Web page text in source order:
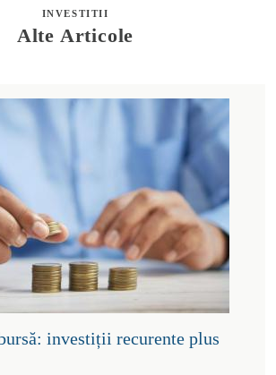
INVESTITII
Alte Articole
investiții recurente plus